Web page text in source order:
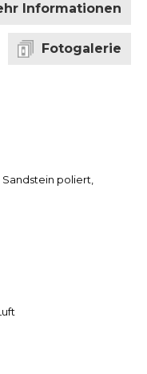
Informationen
Fotogalerie
poliert,